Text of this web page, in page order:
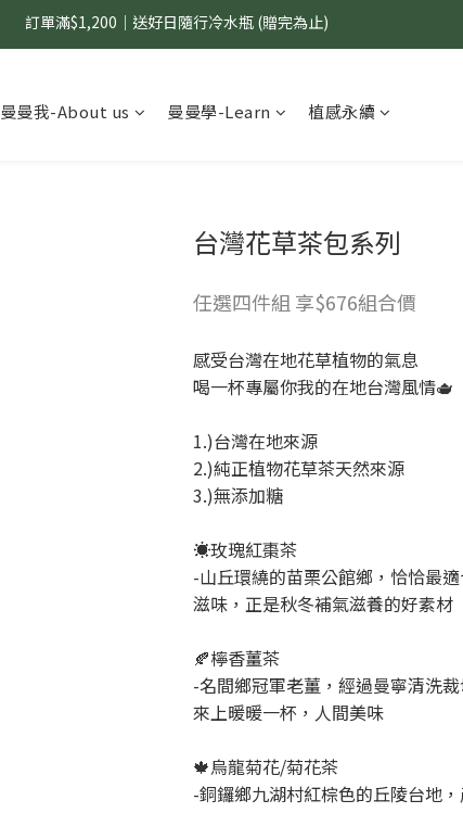
國內$899免運｜加LINE好友領70元優惠券
曼曼我-About us 曼曼學-Learn 植感永續
台灣花草茶包系列
任選四件組 享$676組合價
感受台灣在地花草植物的氣息
喝一杯專屬你我的在地台灣風情🫖
1.)台灣在地來源
2.)純正植物花草茶天然來源
3.)無添加糖
☀️玫瑰紅棗茶
-山丘環繞的苗栗公館鄉，恰恰最
滋味，正是秋冬補氣滋養的好素材
🍂檸香薑茶
-名間鄉冠軍老薑，經過曼寧清洗
來上暖暖一杯，人間美味
🍁烏龍菊花/菊花茶
-銅鑼鄉九湖村紅棕色的丘陵台地